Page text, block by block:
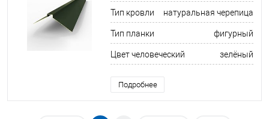
Тип кровли натуральная черепица
Тип планки фигурный
Цвет человеческий зелёный
Подробнее